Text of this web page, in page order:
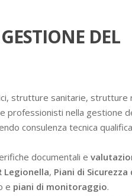
DEL
strutture sanitarie, strutture
e professionisti nella gestione
consulenza tecnica
documentali e
Legionella, Piani di Sicurezza
e piani di monitoraggio.